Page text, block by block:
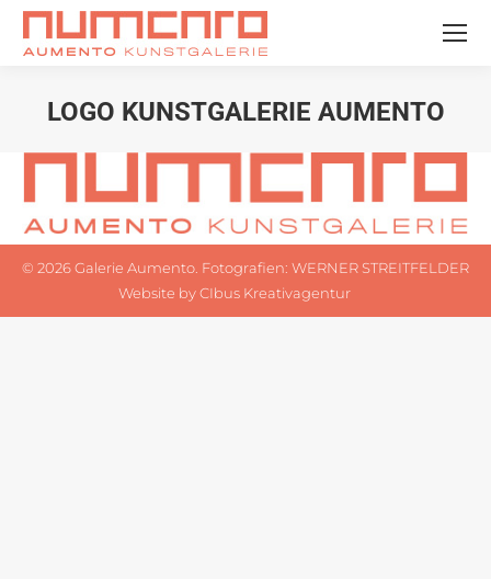
LOGO KUNSTGALERIE AUMENTO
© 2026 Galerie Aumento. Fotografien: WERNER STREITFELDER
Website byCIbus Kreativagentur